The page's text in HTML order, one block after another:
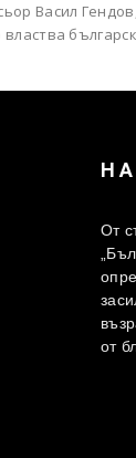
Васил
властва
От
от